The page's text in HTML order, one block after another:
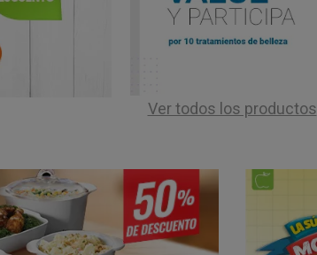
Ver todos los productos